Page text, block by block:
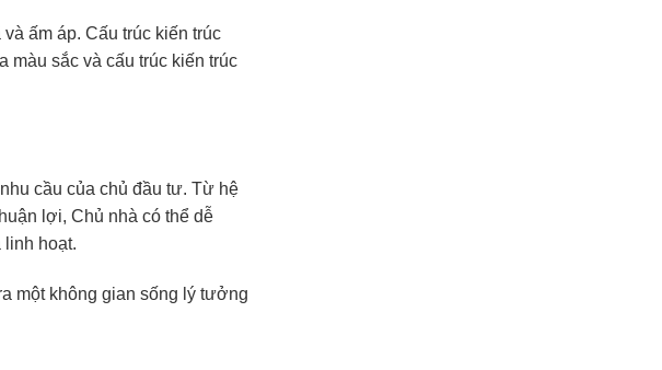
ấm áp. Cấu trúc kiến trúc
màu sắc và cấu trúc kiến trúc
cầu của chủ đầu tư. Từ hệ
lợi, Chủ nhà có thể dễ
linh hoạt.
một không gian sống lý tưởng